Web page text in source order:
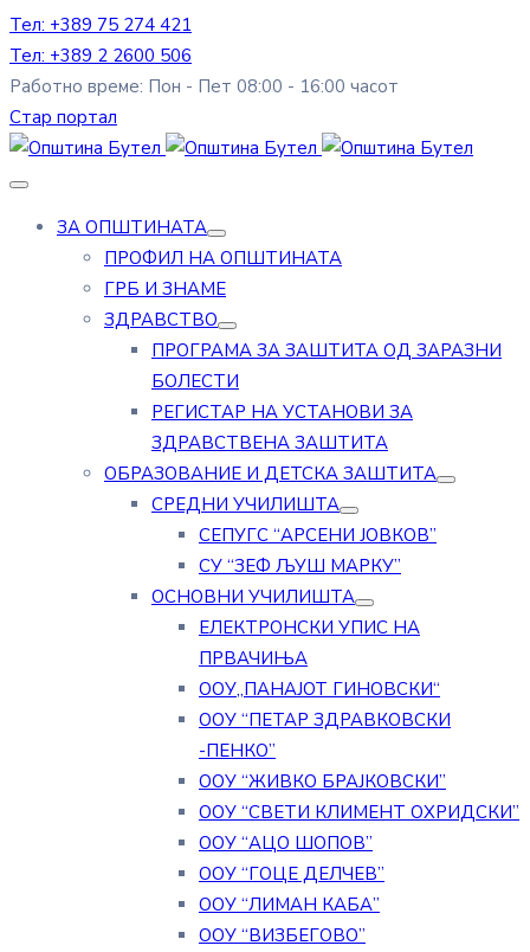
Тел: +389 75 274 421
Тел: +389 2 2600 506
Работно време: Пон - Пет 08:00 - 16:00 часот
Стар портал
ЗА ОПШТИНАТА
ПРОФИЛ НА ОПШТИНАТА
ГРБ И ЗНАМЕ
ЗДРАВСТВО
ПРОГРАМА ЗА ЗАШТИТА ОД ЗАРАЗНИ
БОЛЕСТИ
РЕГИСТАР НА УСТАНОВИ ЗА
ЗДРАВСТВЕНА ЗАШТИТА
ОБРАЗОВАНИЕ И ДЕТСКА ЗАШТИТА
СРЕДНИ УЧИЛИШТА
СЕПУГС “АРСЕНИ ЈОВКОВ”
СУ “ЗЕФ ЉУШ МАРКУ”
ОСНОВНИ УЧИЛИШТА
ЕЛЕКТРОНСКИ УПИС НА
ПРВАЧИЊА
ООУ„ПАНАЈОТ ГИНОВСКИ“
ООУ “ПЕТАР ЗДРАВКОВСКИ
-ПЕНКО”
ООУ “ЖИВКО БРАЈКОВСКИ”
ООУ “СВЕТИ КЛИМЕНТ ОХРИДСКИ”
ООУ “АЦО ШОПОВ”
ООУ “ГОЦЕ ДЕЛЧЕВ”
ООУ “ЛИМАН КАБА”
ООУ “ВИЗБЕГОВО”